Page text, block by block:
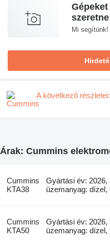
Mi segítünk!
A következő
Árak: Cummins
Cummins
KTA38
Gyártási év: 2026,
üzemanyag: dízel,
Cummins
KTA50
Gyártási év: 2026,
üzemanyag: dízel,